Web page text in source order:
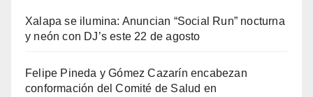
Xalapa se ilumina: Anuncian “Social Run” nocturna
y neón con DJ’s este 22 de agosto
Felipe Pineda y Gómez Cazarín encabezan
conformación del Comité de Salud en